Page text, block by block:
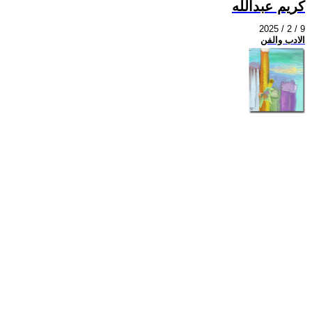
كريم عبدالله
2025 / 2 / 9
الادب والفن